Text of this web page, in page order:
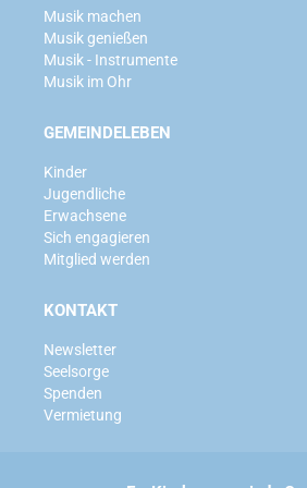
Musik machen
Musik genießen
Musik - Instrumente
Musik im Ohr
GEMEINDELEBEN
Kinder
Jugendliche
Erwachsene
Sich engagieren
Mitglied werden
KONTAKT
Newsletter
Seelsorge
Spenden
Vermietung